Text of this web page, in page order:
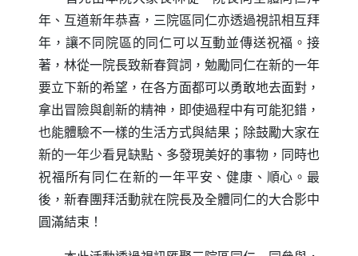
年、互道新年恭喜，三院區同仁亦透過視訊相互拜
年，讓不同院區的同仁可以互動並傳送祝福。接
著，林從一院長致新春賀詞，勉勵同仁在新的一年
要立下新的希望，在各方面都可以勇敢地去面對，
拿出冒險與創新的精神，即使過程中有可能犯錯，
也能體驗不一樣的生活方式與結果；除鼓勵大家在
新的一年少看見缺點、多發現美好的事物，同時也
祝福所有同仁在新的一年平安、健康、順心。最
後，新春團拜活動就在院長及全體同仁的大合影中
圓滿結束！